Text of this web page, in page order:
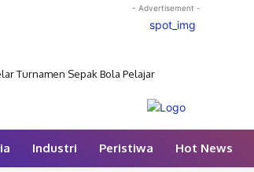
- Advertisement -
Turnamen Sepak Bola Pelajar
Industri Peristiwa Hot News